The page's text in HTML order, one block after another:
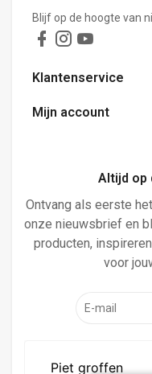
Blijf op de hoogte van
Klantenservice
Mijn account
Altijd op
Ontvang als eerste
onze nieuwsbrief en
producten,
voor